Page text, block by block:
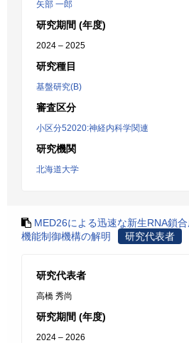
矢部 一郎
研究期間 (年度)
2024 – 2025
研究種目
基盤研究(B)
審査区分
小区分52020:神経内科学関連
研究機関
北海道大学
MED26による迅速な新生RNA鎖
機能制御機構の解明
研究代表者
研究代表者
高橋 秀尚
研究期間 (年度)
2024 – 2026